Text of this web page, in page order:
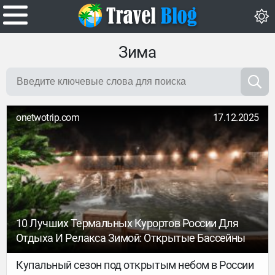
Зима
onetwotrip.com 17.12.2025
10 Лучших Термальных Курортов России Для
Отдыха И Релакса Зимой: Открытые Бассейны
Купальный сезон под открытым небом в России